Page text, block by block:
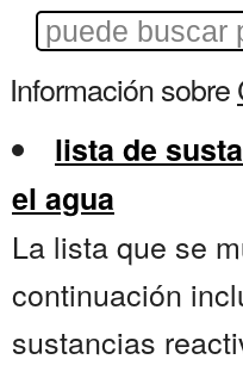
Información sobre
lista de
el agua
La lista que se
continuación
sustancias